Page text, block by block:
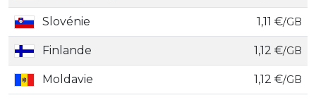
Slovénie 1,11 €/GB
Finlande 1,12 €/GB
Moldavie 1,12 €/GB